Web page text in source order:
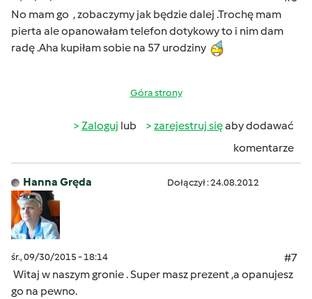
No mam go , zobaczymy jak będzie dalej .Trochę mam
pierta ale opanowałam telefon dotykowy to i nim dam
radę .Aha kupiłam sobie na 57 urodziny
Góra strony
Zaloguj lub zarejestruj sięaby dodawać
komentarze
Hanna Gręda Dołączył : 24.08.2012
śr., 09/30/2015 - 18:14
#7
Witaj w naszym gronie . Super masz prezent ,a opanujesz
go na pewno.